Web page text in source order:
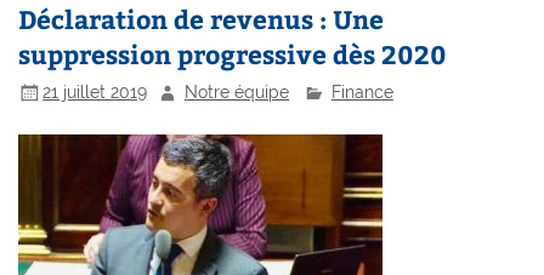
Déclaration de revenus : Une
suppression progressive dès 2020
21 juillet 2019 Notre équipe Finance